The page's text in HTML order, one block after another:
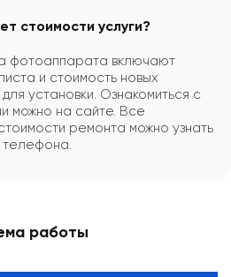
стоимости услуги?
фотоаппарата включают
и стоимость новых
установки. Ознакомиться с
можно на сайте. Все
ремонта можно узнать
работы